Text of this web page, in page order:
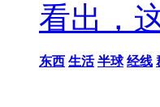
看出，
东西 生活 半球 经线